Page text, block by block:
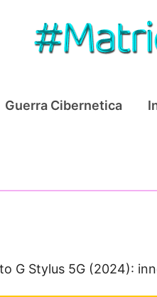
Guerra Cibernetica
G Stylus 5G (2024):